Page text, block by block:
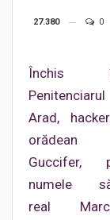
27.380 0
Închis
Penitenciarul
Arad,
orădean
Guccifer,
numele
real